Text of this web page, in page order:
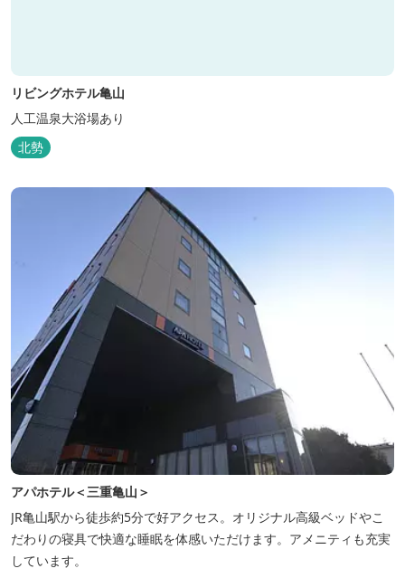
リビングホテル亀山
人工温泉大浴場あり
北勢
アパホテル＜三重亀山＞
JR亀山駅から徒歩約5分で好アクセス。オリジナル高級ベッドやこ
だわりの寝具で快適な睡眠を体感いただけます。アメニティも充実
しています。